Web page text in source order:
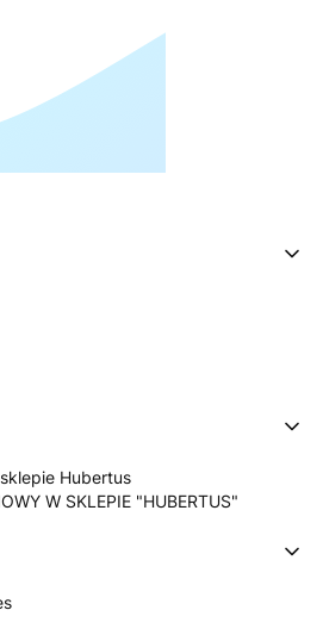
Hubertus
W SKLEPIE "HUBERTUS"